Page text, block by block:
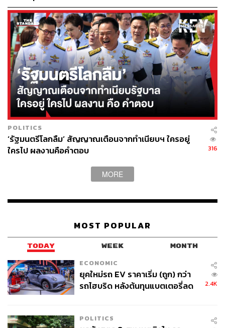
POLITICS
‘รัฐมนตรีโลกลืม’ สัญญาณเตือนจากทำเนียบฯ ใครอยู่
ใครไป ผลงานคือคำตอบ
316
MORE
MOST POPULAR
TODAY WEEK MONTH
ECONOMIC
ยุคใหม่รถ EV ราคาเริ่ม (ถูก) กว่า
รถไฮบริด หลังต้นทุนแบตเตอรี่ลด
2.4K
POLITICS